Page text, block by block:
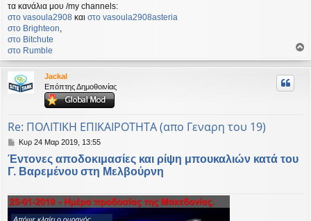
τα κανάλια μου /my channels:
στο vasoula2908 και στο vasoula2908asteria
στο Βrighteon,
στο Bitchute
στο Rumble
ο
ρ
Jackal
Επόπτης Δημοθοινίας
Re: ΠΟΛΙΤΙΚΗ ΕΠΙΚΑΙΡΟΤΗΤΑ (απο Γεναρη του 19)
Δ
μ
ο
ε
υ
Κυρ 24 Μαρ 2019, 13:55
Έντονες αποδοκιμασίες και ρίψη μπουκαλιών κατά του
Γ. Βαρεμένου στη Μελβούρνη